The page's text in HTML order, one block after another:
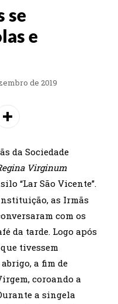
se
e
de 2019
da Sociedade
Virginum
“Lar São Vicente”.
as Irmãs
com os
da tarde. Logo após
tivessem
a fim de
coroando a
a singela